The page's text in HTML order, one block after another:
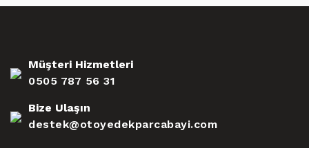
Müşteri Hizmetleri
0505 787 56 31
Bize Ulaşın
destek@otoyedekparcabayi.com